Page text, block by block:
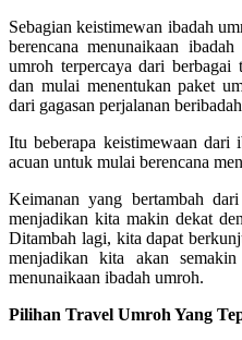
Sebagian keistimewan ibadah
berencana menunaikaan
umroh terpercaya dari
dan mulai menentukan paket
dari gagasan perjalanan
Itu beberapa keistimewaan dari
acuan untuk mulai berencana
Keimanan yang bertambah
menjadikan kita makin dekat
Ditambah lagi, kita dapat
menjadikan kita akan
menunaikaan ibadah umroh.
Pilihan Travel Umroh Yang